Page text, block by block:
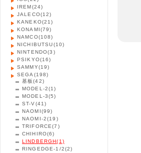
IREM(24)
JALECO(12)
KANEKO(21)
KONAMI(79)
NAMCO(108)
NICHIBUTSU(10)
NINTENDO(3)
PSIKYO(16)
SAMMY(19)
SEGA (198)
基板(42)
MODEL-2(1)
MODEL-3(5)
ST-V(41)
NAOMI(99)
NAOMI-2(19)
TRIFORCE(7)
CHIHIRO(6)
LINDBERGH(1)
RINGEDGE-1/2(2)